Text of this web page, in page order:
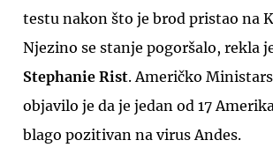
testu nakon što je brod pristao na
Njezino se stanje pogoršalo, rekla
Stephanie Rist. Američko
objavilo je da je jedan od 17
blago pozitivan na virus Andes.